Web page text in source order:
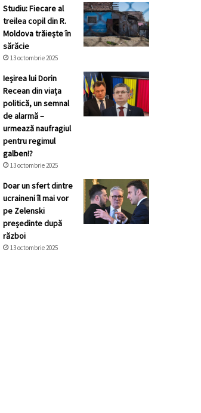
Studiu: Fiecare al
treilea copil din R.
Moldova trăiește în
sărăcie
13 octombrie 2025
Ieșirea lui Dorin
Recean din viața
politică, un semnal
de alarmă –
urmează naufragiul
pentru regimul
galben!?
13 octombrie 2025
Doar un sfert dintre
ucraineni îl mai vor
pe Zelenski
președinte după
război
13 octombrie 2025